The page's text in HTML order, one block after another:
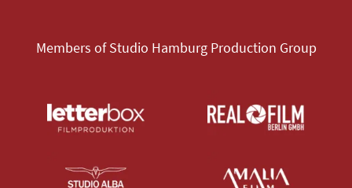
Members of Studio Hamburg Production Group